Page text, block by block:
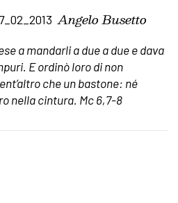
Angelo Busetto
a mandarli a due a due e dava
E ordinò loro di non
che un bastone: né
nella cintura. Mc 6,7-8